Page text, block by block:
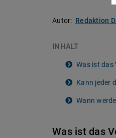
Autor: Redaktion
INHALT
Was ist das
Kann jeder
Wann
Was ist das